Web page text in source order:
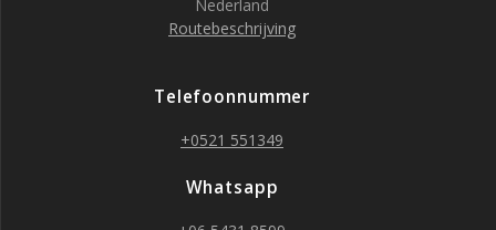
Nederland
Routebeschrijving
Telefoonnummer
+0521 551349
Whatsapp